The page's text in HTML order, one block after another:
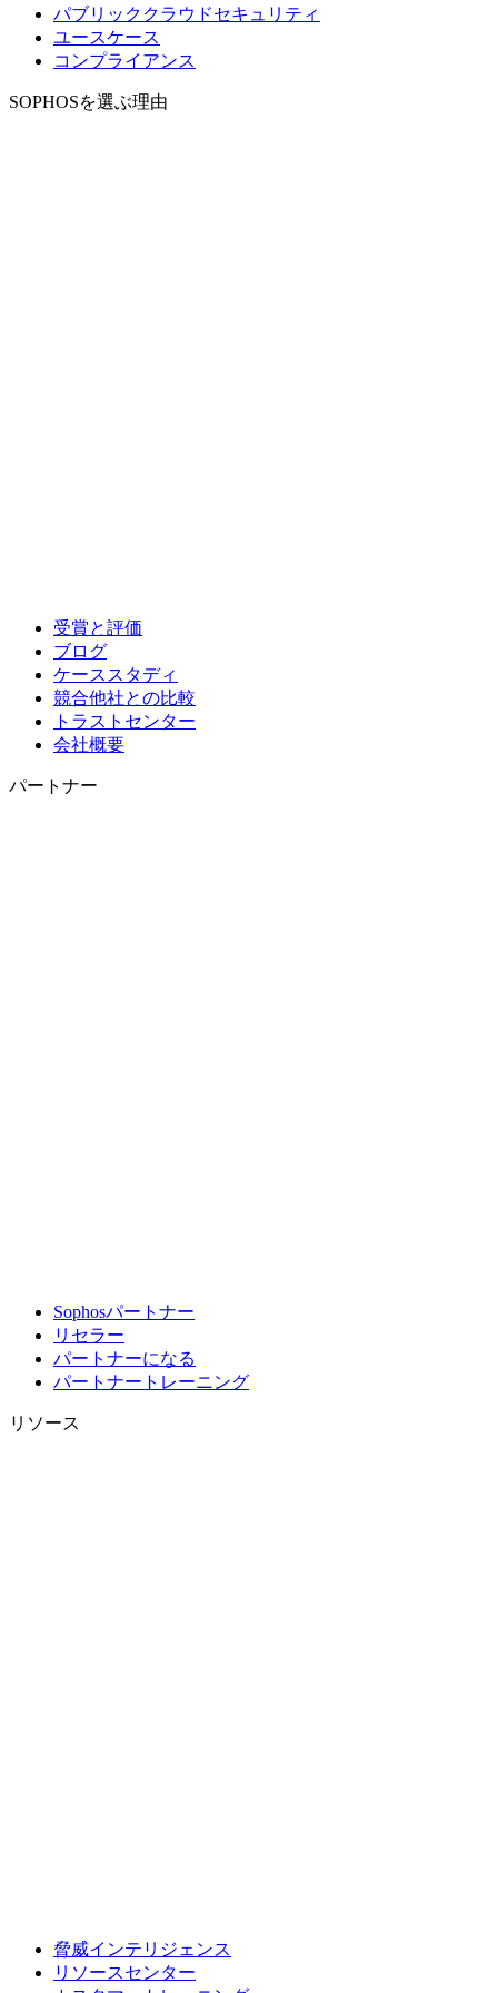
パブリッククラウドセキュリティ
ユースケース
コンプライアンス
SOPHOSを選ぶ理由
受賞と評価
ブログ
ケーススタディ
競合他社との比較
トラストセンター
会社概要
パートナー
Sophosパートナー
リセラー
パートナーになる
パートナートレーニング
リソース
脅威インテリジェンス
リソースセンター